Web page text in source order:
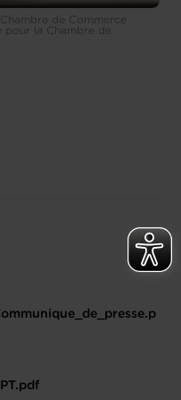
de Commerce
la Chambre de